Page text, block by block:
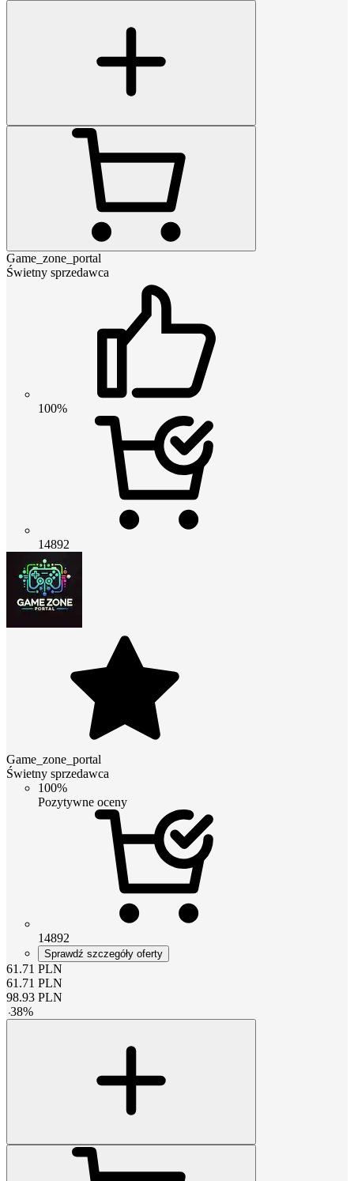
Game_zone_portal
Świetny sprzedawca
100%
14892
Game_zone_portal
Świetny sprzedawca
100%
Pozytywne oceny
14892
Sprawdź szczegóły oferty
61.71 PLN
61.71 PLN
98.93 PLN
-38%